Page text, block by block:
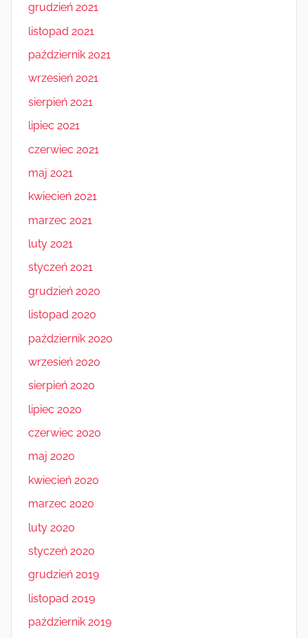
grudzień 2021
listopad 2021
październik 2021
wrzesień 2021
sierpień 2021
lipiec 2021
czerwiec 2021
maj 2021
kwiecień 2021
marzec 2021
luty 2021
styczeń 2021
grudzień 2020
listopad 2020
październik 2020
wrzesień 2020
sierpień 2020
lipiec 2020
czerwiec 2020
maj 2020
kwiecień 2020
marzec 2020
luty 2020
styczeń 2020
grudzień 2019
listopad 2019
październik 2019